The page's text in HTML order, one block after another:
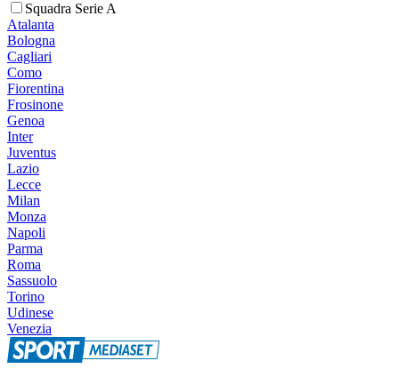
Squadra Serie A
Atalanta
Bologna
Cagliari
Como
Fiorentina
Frosinone
Genoa
Inter
Juventus
Lazio
Lecce
Milan
Monza
Napoli
Parma
Roma
Sassuolo
Torino
Udinese
Venezia